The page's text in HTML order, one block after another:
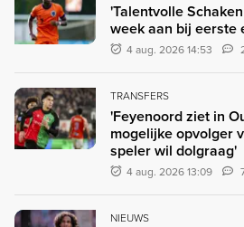
'Talentvolle
week aan bij eerste
4 aug. 2026 14:53
TRANSFERS
'Feyenoord ziet in
mogelijke opvolger
speler wil dolgraag'
4 aug. 2026 13:09
NIEUWS